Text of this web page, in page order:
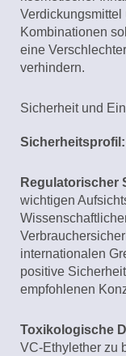
Verdickungsmittel
Kombinationen
eine
verhindern.
Sicherheit und
Sicherheitsprofil:
Regulatorischer
wichtigen
internationalen
positive
empfohlenen
Toxikologische
VC-Ethylether zu